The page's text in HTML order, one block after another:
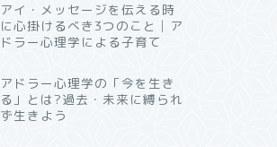
アイ・メッセージを伝える時
に心掛けるべき3つのこと│ア
ドラー心理学による子育て
アドラー心理学の「今を生き
る」とは?過去・未来に縛られ
ず生きよう